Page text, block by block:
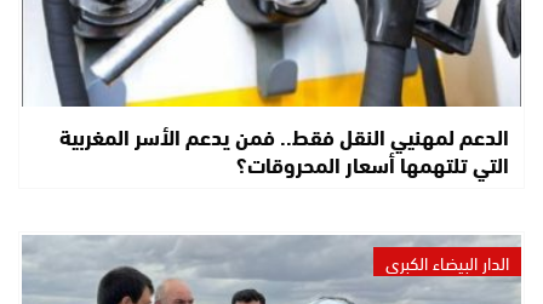
الدعم لمهنيي النقل فقط.. فمن يدعم الأسر المغربية
التي تلتهمها أسعار المحروقات؟
الدار البيضاء الكبرى